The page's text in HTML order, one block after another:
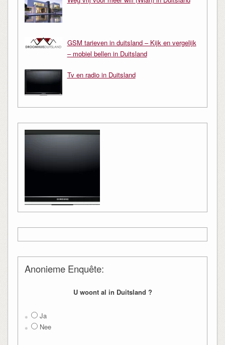
GSM tarieven in duitsland – Kijk en vergelijk
– mobiel bellen in Duitsland
Tv en radio in Duitsland
Anonieme Enquête:
U woont al in Duitsland ?
Ja
Nee